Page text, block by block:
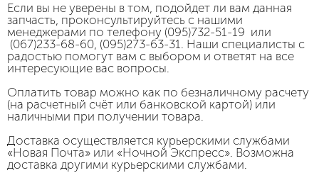
Если вы не уверены в том, подойдет ли вам данная
запчасть, проконсультируйтесь с нашими
менеджерами по телефону (095)732-51-19 или
(067)233-68-60, (095)273-63-31. Наши специалисты с
радостью помогут вам с выбором и ответят на все
интересующие вас вопросы.
Оплатить товар можно как по безналичному расчету
(на расчетный счёт или банковской картой) или
наличными при получении товара.
Доставка осуществляется курьерскими службами
«Новая Почта» или «Ночной Экспресс». Возможна
доставка другими курьерскими службами.